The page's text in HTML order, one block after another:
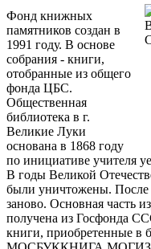
Фонд книжных
памятников создан в
1991 году. В основе
собрания - книги,
отобранные из общего
фонда ЦБС.
Общественная
библиотека в г.
Великие Луки
основана в 1868 году
по инициативе учителя
В годы Великой
были уничтожены. После
заново. Основная часть
получена из Госфонда
книги, приобретенные в